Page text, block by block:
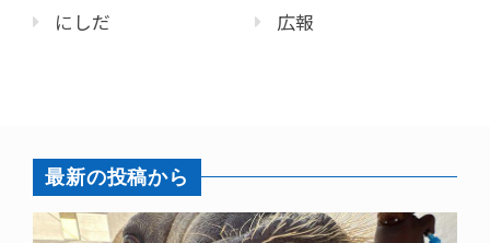
にしだ
広報
最新の投稿から